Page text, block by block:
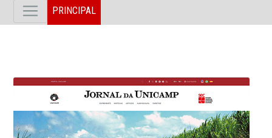
PRINCIPAL